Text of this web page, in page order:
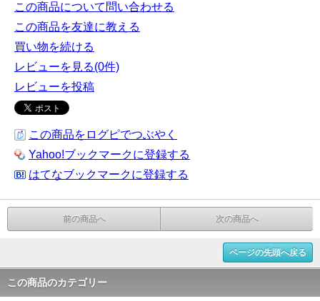
この商品について問い合わせる
この商品を友達に教える
買い物を続ける
レビューを見る(0件)
レビューを投稿
この商品をログピでつぶやく
Yahoo!ブックマークに登録する
はてなブックマークに登録する
前の商品へ 次の商品へ
ページの先頭へ戻る
この商品のカテゴリー